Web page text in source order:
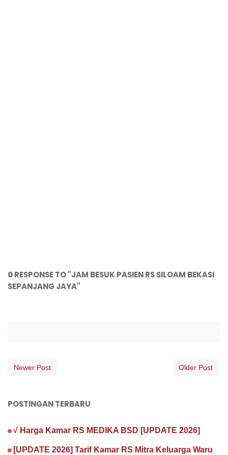
0 RESPONSE TO "JAM BESUK PASIEN RS SILOAM BEKASI
SEPANJANG JAYA"
Newer Post Older Post
POSTINGAN TERBARU
√ Harga Kamar RS MEDIKA BSD [UPDATE 2026]
[UPDATE 2026] Tarif Kamar RS Mitra Keluarga Waru